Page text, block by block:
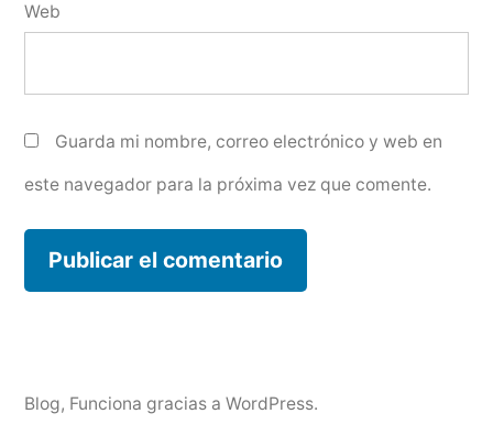
Web
Guarda mi nombre, correo electrónico y web en
este navegador para la próxima vez que comente.
Blog, Funciona gracias a WordPress.